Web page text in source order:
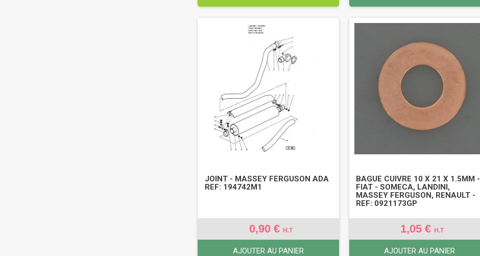
JOINT - MASSEY FERGUSON ADA
REF: 194742M1
0,90 € H.T
AJOUTER AU PANIER
BAGUE CUIVRE 10 X 21 X 1.5MM -
FIAT - SOMECA, LANDINI,
MASSEY FERGUSON, RENAULT -
REF: 0921173GP
1,05 €H.T
AJOUTER AU PANIER